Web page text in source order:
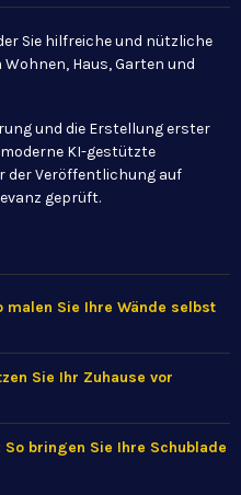
Sie hilfreiche und nützliche
Haus, Garten und
und die Erstellung erster
KI-gestützte
der Veröffentlichung auf
geprüft.
Sie Ihre Wände selbst
Sie Ihr Zuhause vor
bringen Sie Ihre Schublade